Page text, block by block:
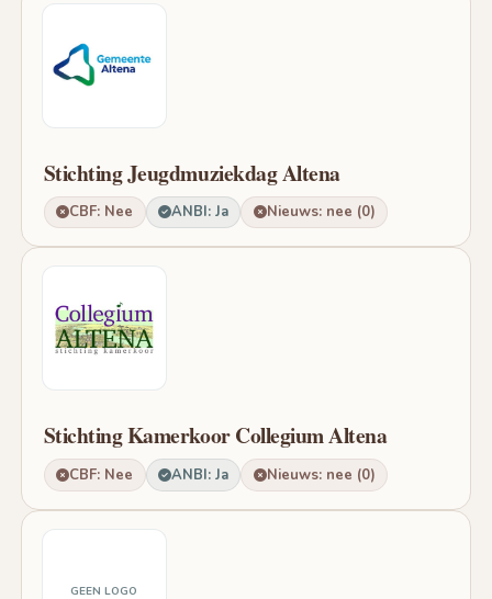
Stichting Jeugdmuziekdag Altena
CBF: Nee ANBI: Ja Nieuws: nee (0)
Stichting Kamerkoor Collegium Altena
CBF: Nee ANBI: Ja Nieuws: nee (0)
GEEN LOGO